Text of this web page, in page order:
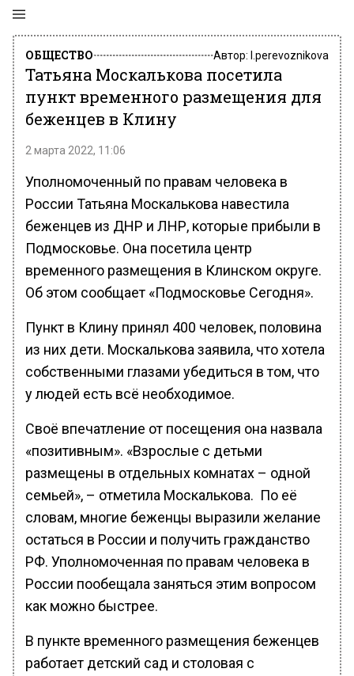
ОБЩЕСТВО Автор: l.perevoznikova
Татьяна Москалькова посетила
пункт временного размещения для
беженцев в Клину
2 марта 2022, 11:06
Уполномоченный по правам человека в
России Татьяна Москалькова навестила
беженцев из ДНР и ЛНР, которые прибыли в
Подмосковье. Она посетила центр
временного размещения в Клинском округе.
Об этом сообщает «Подмосковье Сегодня».
Пункт в Клину принял 400 человек, половина
из них дети. Москалькова заявила, что хотела
собственными глазами убедиться в том, что
у людей есть всё необходимое.
Своё впечатление от посещения она назвала
«позитивным». «Взрослые с детьми
размещены в отдельных комнатах – одной
семьей», – отметила Москалькова. По её
словам, многие беженцы выразили желание
остаться в России и получить гражданство
РФ. Уполномоченная по правам человека в
России пообещала заняться этим вопросом
как можно быстрее.
В пункте временного размещения беженцев
работает детский сад и столовая с